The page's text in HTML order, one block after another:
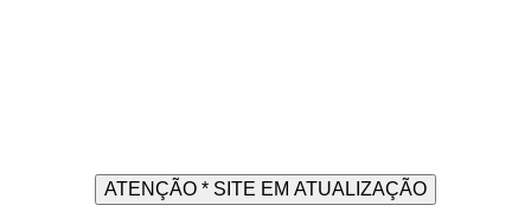
ATENÇÃO * SITE EM ATUALIZAÇÃO